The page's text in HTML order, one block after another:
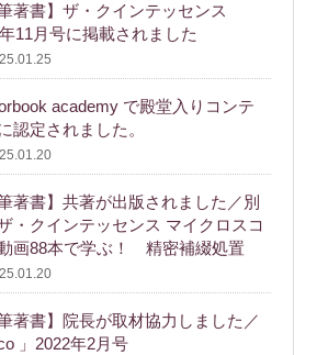
筆著書】ザ・クインテッセンス
11月号に掲載されました
academy で殿堂入りコンテ
認定されました。
筆著書】共著が出版されました／別
クインテッセンス マイクロスコ
画88本で学ぶ！ 精密補綴処置
筆著書】院長が取材協力しました／
」2022年2月号